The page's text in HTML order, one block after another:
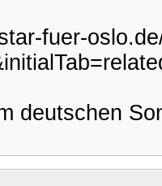
fuer-
deutschen